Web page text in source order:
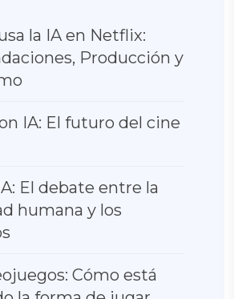
la IA en Netflix:
Producción y
IA: El futuro del cine
El debate entre la
humana y los
Cómo está